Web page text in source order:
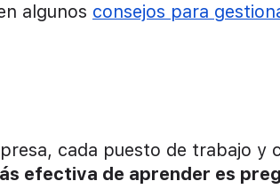
algunos consejos para
cada puesto de trabajo y
efectiva de aprender es